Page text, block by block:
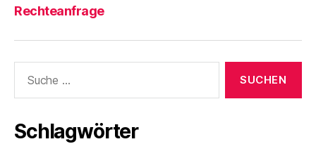
Rechteanfrage
nach:
Schlagwörter